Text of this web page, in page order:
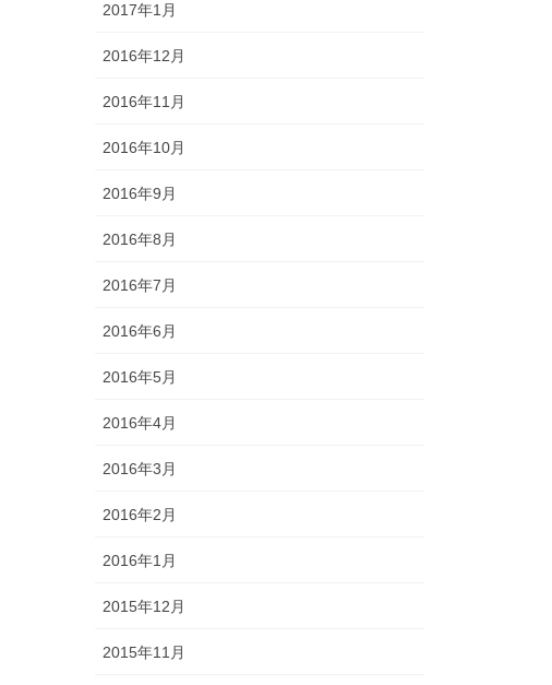
2017年1月
2016年12月
2016年11月
2016年10月
2016年9月
2016年8月
2016年7月
2016年6月
2016年5月
2016年4月
2016年3月
2016年2月
2016年1月
2015年12月
2015年11月